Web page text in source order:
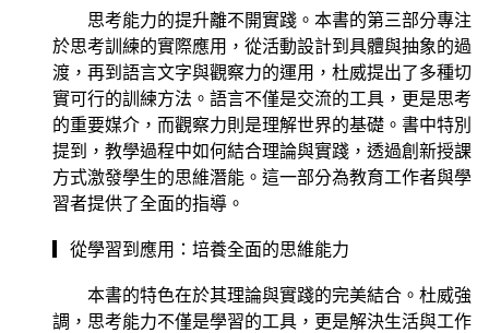
思考能力的提升離不開實踐。本書的第三部分專注
於思考訓練的實際應用，從活動設計到具體與抽象的過
渡，再到語言文字與觀察力的運用，杜威提出了多種切
實可行的訓練方法。語言不僅是交流的工具，更是思考
的重要媒介，而觀察力則是理解世界的基礎。書中特別
提到，教學過程中如何結合理論與實踐，透過創新授課
方式激發學生的思維潛能。這一部分為教育工作者與學
習者提供了全面的指導。
▎從學習到應用：培養全面的思維能力
本書的特色在於其理論與實踐的完美結合。杜威強
調，思考能力不僅是學習的工具，更是解決生活與工作